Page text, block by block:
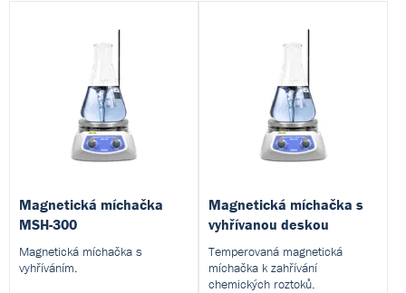
Magnetická míchačka
MSH-300
Magnetická míchačka s
vyhříváním.
Magnetická míchačka s
vyhřívanou deskou
Temperovaná magnetická
míchačka k zahřívání
chemických roztoků.